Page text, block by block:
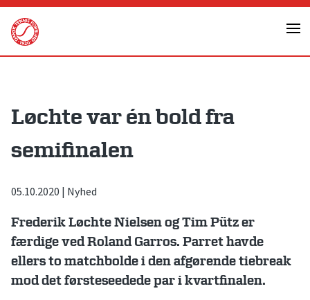
Skip
content
Løchte var én bold fra
semifinalen
05.10.2020 | Nyhed
Frederik Løchte Nielsen og Tim Pütz er
færdige ved Roland Garros. Parret havde
ellers to matchbolde i den afgørende tiebreak
mod det førsteseedede par i kvartfinalen.